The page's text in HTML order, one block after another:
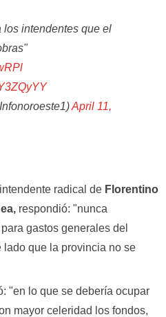
los intendentes que el
April 11,
radical de Florentino
respondió: "nunca
gastos generales del
lado que la provincia no se
"en lo que se debería ocupar
mayor celeridad los fondos,